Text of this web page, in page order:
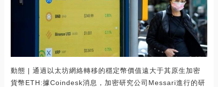
動態 | 通過以太坊網絡轉移的穩定幣價值遠大于其原生加密
貨幣ETH:據Coindesk消息，加密研究公司Messari進行的研